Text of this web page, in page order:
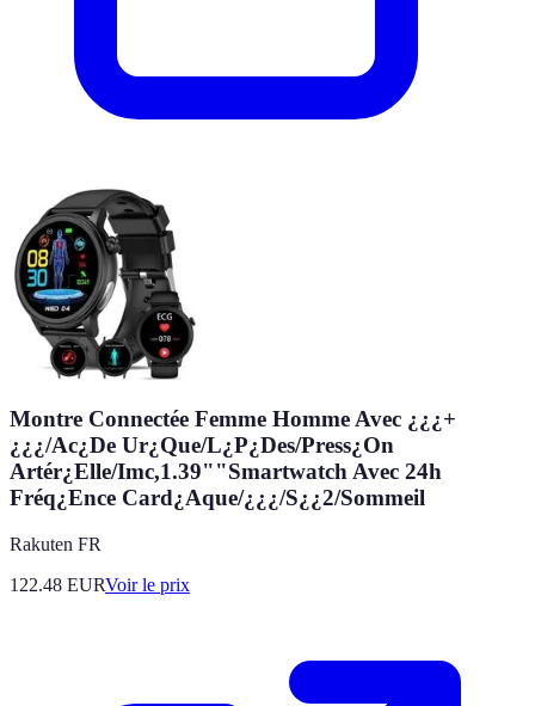
Montre Connectée Femme Homme Avec ¿¿¿+
¿¿¿/Ac¿De Ur¿Que/L¿P¿Des/Press¿On
Artér¿Elle/Imc,1.39""Smartwatch Avec 24h
Fréq¿Ence Card¿Aque/¿¿¿/S¿¿2/Sommeil
Rakuten FR
122.48 EURVoir le prix